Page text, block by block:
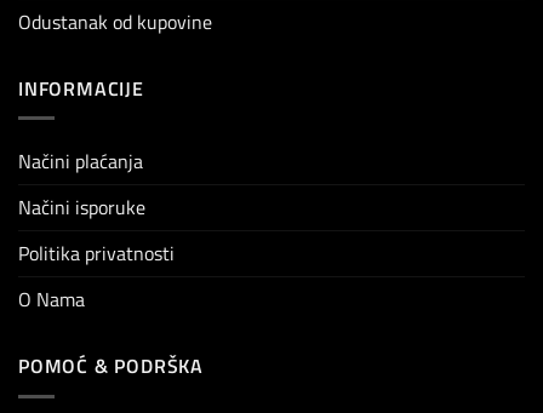
Odustanak od kupovine
INFORMACIJE
Načini plaćanja
Načini isporuke
Politika privatnosti
O Nama
POMOĆ & PODRŠKA